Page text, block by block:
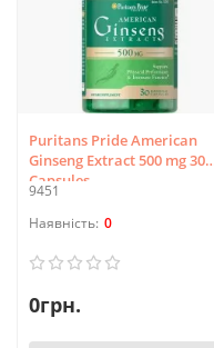
Puritans Pride American
Ginseng Extract 500 mg 30
Capsules
9451
0
0грн.